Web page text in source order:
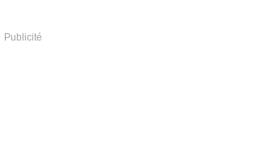
Publicité